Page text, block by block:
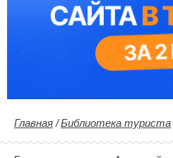
Главная /Библиотека туриста